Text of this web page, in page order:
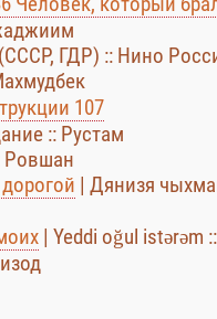
ГДР) :: Нино
107
:: Рустам
Ровшан
| Дянизя
| Yeddi oğul istərəm